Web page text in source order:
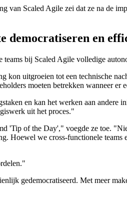
van Scaled Agile zei dat ze na de
democratiseren en
bij Scaled Agile volledige
uitgroeien tot een technische
moeten betrekken wanneer er
en kan het werken aan andere
uit het proces."
'Tip of the Day'," voegde ze toe.
Hoewel we cross-functionele
gedemocratiseerd. Met meer